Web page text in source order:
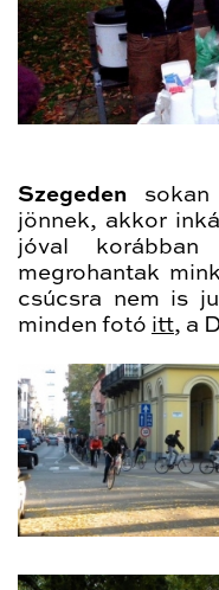
Szegeden sokan
jönnek, akkor
jóval
megrohantak
csúcsra nem is
minden fotó itt, a